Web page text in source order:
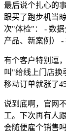
最后说个扎心的
跟买了跑步机当
次"体检"： - 数
产品、新案例） -
有个客户特别逗
叫"给线上门店换
移动订单就涨了
说到底啊，官网
工。下次再有人
会随便雇个销售